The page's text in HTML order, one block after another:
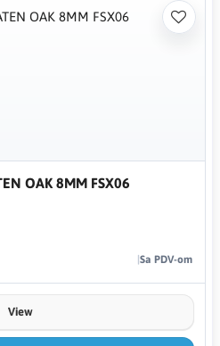
OAK 8MM FSX06
Sa PDV-om
View